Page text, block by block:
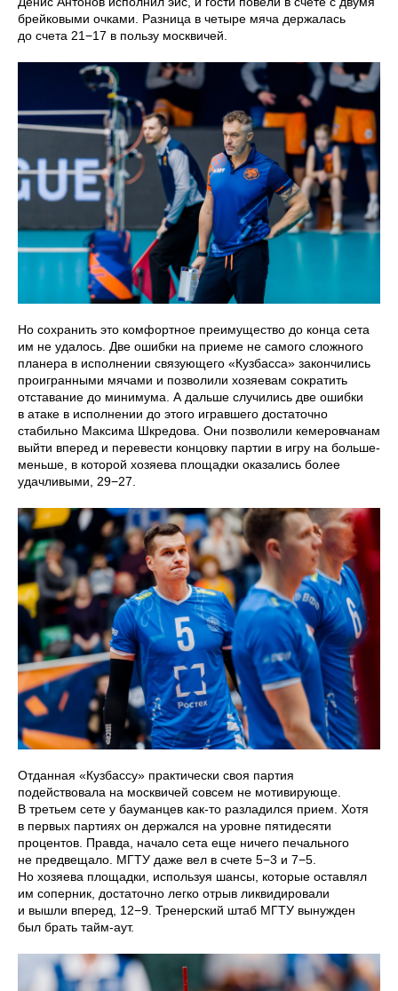
брейковыми очками. Разница в четыре мяча держалась
до счета 21−17 в пользу москвичей.
Но сохранить это комфортное преимущество до конца сета
им не удалось. Две ошибки на приеме не самого сложного
планера в исполнении связующего «Кузбасса» закончились
проигранными мячами и позволили хозяевам сократить
отставание до минимума. А дальше случились две ошибки
в атаке в исполнении до этого игравшего достаточно
стабильно Максима Шкредова. Они позволили кемеровчанам
выйти вперед и перевести концовку партии в игру на больше-
меньше, в которой хозяева площадки оказались более
удачливыми, 29−27.
Отданная «Кузбассу» практически своя партия
подействовала на москвичей совсем не мотивирующе.
В третьем сете у бауманцев как-то разладился прием. Хотя
в первых партиях он держался на уровне пятидесяти
процентов. Правда, начало сета еще ничего печального
не предвещало. МГТУ даже вел в счете 5−3 и 7−5.
Но хозяева площадки, используя шансы, которые оставлял
им соперник, достаточно легко отрыв ликвидировали
и вышли вперед, 12−9. Тренерский штаб МГТУ вынужден
был брать тайм-аут.